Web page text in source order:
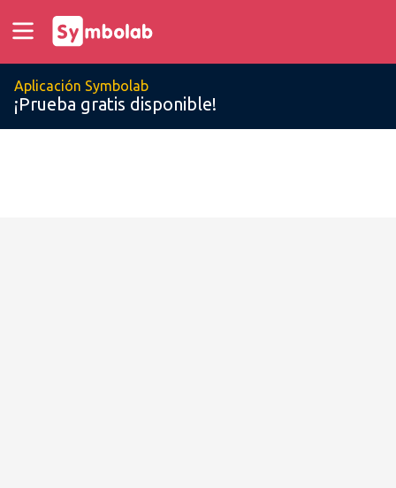
Aplicación Symbolab
¡Prueba gratis disponible!